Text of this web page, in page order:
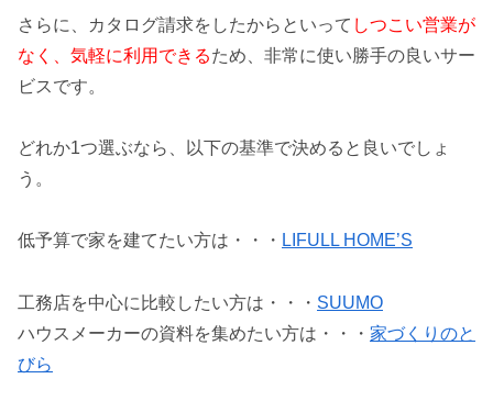
さらに、カタログ請求をしたからといって しつこい営業が
なく、気軽に利用できるため、非常に使い勝手の良いサー
ビスです。
どれか1つ選ぶなら、以下の基準で決めると良いでしょ
う。
低予算で家を建てたい方は・・・ LIFULL HOME’S
工務店を中心に比較したい方は・・・ SUUMO
ハウスメーカーの資料を集めたい方は・・・ 家づくりのと
びら